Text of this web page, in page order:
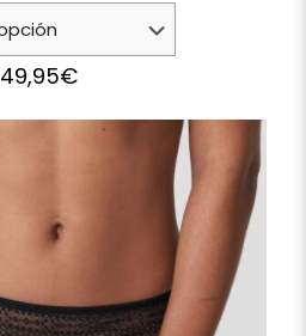
49,95€